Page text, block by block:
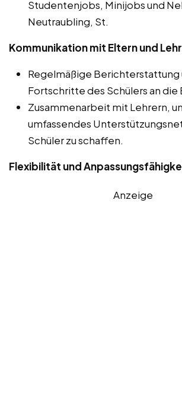
Studentenjobs, Minijobs und
Neutraubling, St.
Kommunikation mit Eltern und
Regelmäßige Berichterstattung
Fortschritte des Schülers an die
Zusammenarbeit mit Lehrern,
umfassendes
Schüler zu schaffen.
Flexibilität und
Anzeige